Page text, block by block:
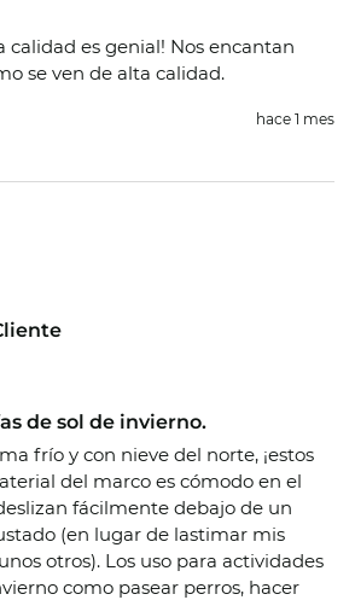
calidad es genial! Nos encantan
se ven de alta calidad.
hace 1 mes
de sol de invierno.
frío y con nieve del norte, ¡estos
del marco es cómodo en el
fácilmente debajo de un
(en lugar de lastimar mis
otros). Los uso para actividades
como pasear perros, hacer